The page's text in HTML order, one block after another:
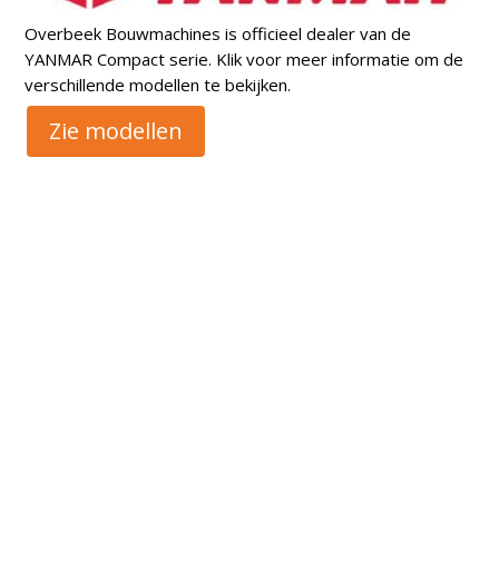
Overbeek Bouwmachines is officieel dealer van de
YANMAR Compact serie. Klik voor meer informatie om de
verschillende modellen te bekijken.
Zie modellen